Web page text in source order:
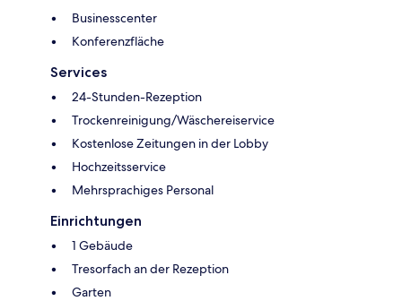
Businesscenter
Konferenzfläche
Services
24-Stunden-Rezeption
Trockenreinigung/Wäschereiservice
Kostenlose Zeitungen in der Lobby
Hochzeitsservice
Mehrsprachiges Personal
Einrichtungen
1 Gebäude
Tresorfach an der Rezeption
Garten